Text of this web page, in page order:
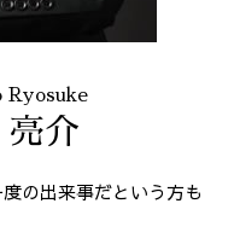
Ryosuke
亮介
の出来事だという方も